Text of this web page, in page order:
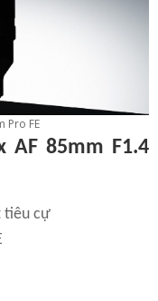
Pro FE
AF 85mm F1.4
tiêu cự